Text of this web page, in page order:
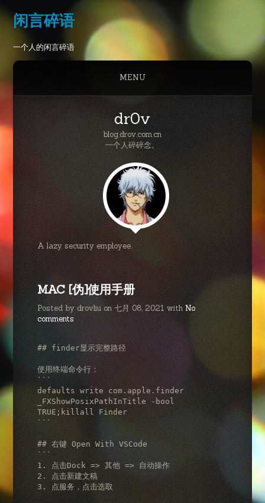
闲言碎语
一个人的闲言碎语
MENU
dr0v
blog.drov.com.cn
一个人碎碎念。
A lazy security employee.
MAC [伪]使用手册
Posted by drovliu on 七月 08, 2021 withNo
comments
## finder显示完整路径
使用终端命令行：
```
defaults write com.apple.finder
_FXShowPosixPathInTitle -bool
TRUE;killall Finder
```
## 右键 Open With VSCode
```
1. 点击Dock => 其他 => 自动操作
2. 点击新建文稿
3. 点服务，点击选取